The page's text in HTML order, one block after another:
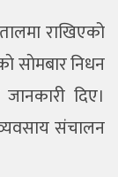
राखिएको
साेमबार निधन
दिए।
संचालन